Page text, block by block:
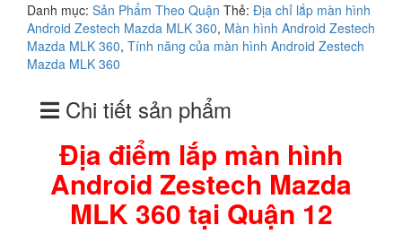
màn
hình
Android
Zestech
MLK
360
Danh mục: Sản Phẩm Theo Quận Thẻ: Địa chỉ lắp màn hình
Android Zestech Mazda MLK 360, Màn hình Android Zestech
Mazda MLK 360, Tính năng của màn hình Android Zestech
Mazda MLK 360
Chi tiết sản phẩm
Địa điểm lắp màn hình
Android Zestech Mazda
MLK 360 tại Quận 12